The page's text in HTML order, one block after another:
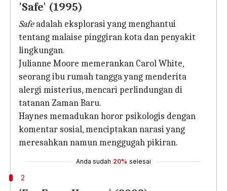
'Safe' (1995)
Safeadalah eksplorasi yang menghantui
tentang malaise pinggiran kota dan penyakit
lingkungan.
Julianne Moore memerankan Carol White,
seorang ibu rumah tangga yang menderita
alergi misterius, mencari perlindungan di
tatanan Zaman Baru.
Haynes memadukan horor psikologis dengan
komentar sosial, menciptakan narasi yang
meresahkan namun menggugah pikiran.
Anda sudah 20% selesai
2